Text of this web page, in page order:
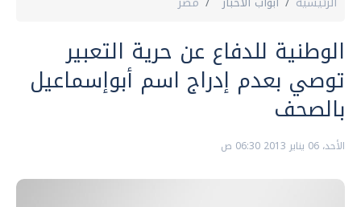
الوطنية للدفاع عن حرية التعبير
توصي بعدم إدراج اسم أبوإسماعيل
بالصحف
الأحد، 06 يناير 2013 06:30 ص